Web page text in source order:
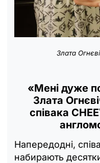
Злата
«Мені дуже
Злата
співака
Напередодні,
набирають